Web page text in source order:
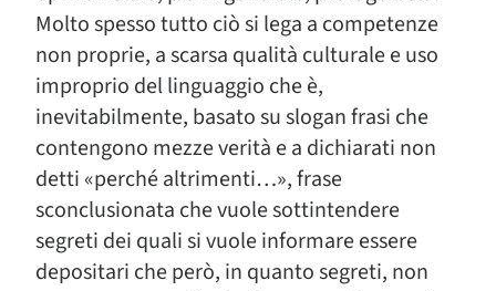
Molto spesso tutto ciò si lega a competenze
non proprie, a scarsa qualità culturale e uso
improprio del linguaggio che è,
inevitabilmente, basato su slogan frasi che
contengono mezze verità e a dichiarati non
detti «perché altrimenti…», frase
sconclusionata che vuole sottintendere
segreti dei quali si vuole informare essere
depositari che però, in quanto segreti, non